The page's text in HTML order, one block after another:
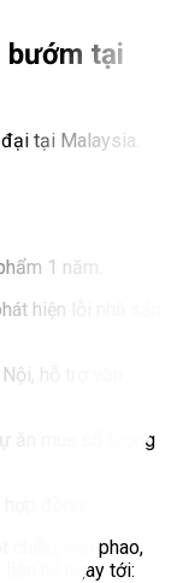
bướm tại
tại Malaysia.
1 năm.
hiện lỗi nhà sản
hỗ trợ vận
ăn mua số lượng
đồng.
chiều, van phao,
hệ ngay tới: